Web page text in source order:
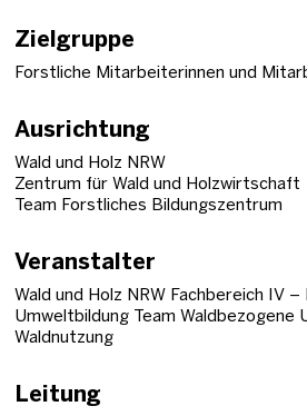
Zielgruppe
Forstliche Mitarbeiterinnen und
Ausrichtung
Wald und Holz NRW
Zentrum für Wald und Holzwirtschaft
Team Forstliches Bildungszentrum
Veranstalter
Wald und Holz NRW Fachbereich IV
Umweltbildung Team Waldbezogene
Waldnutzung
Leitung